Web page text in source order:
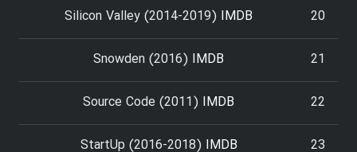
20
Silicon Valley (2014-2019) IMDB
21
Snowden (2016) IMDB
22
Source Code (2011) IMDB
23
StartUp (2016-2018) IMDB